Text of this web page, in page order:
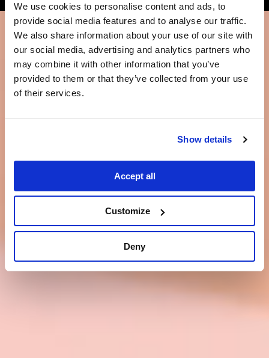
We use cookies to personalise content and ads, to
provide social media features and to analyse our traffic.
We also share information about your use of our site with
our social media, advertising and analytics partners who
may combine it with other information that you’ve
provided to them or that they’ve collected from your use
of their services.
Show details
Accept all
Customize
Deny